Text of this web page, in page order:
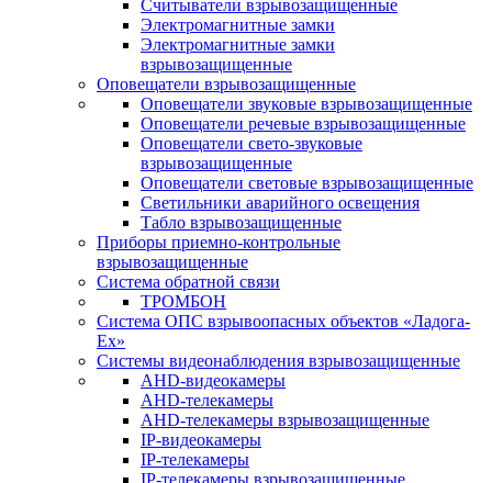
Считыватели взрывозащищенные
Электромагнитные замки
Электромагнитные замки
взрывозащищенные
Оповещатели взрывозащищенные
Оповещатели звуковые взрывозащищенные
Оповещатели речевые взрывозащищенные
Оповещатели свето-звуковые
взрывозащищенные
Оповещатели световые взрывозащищенные
Светильники аварийного освещения
Табло взрывозащищенные
Приборы приемно-контрольные
взрывозащищенные
Система обратной связи
ТРОМБОН
Система ОПС взрывоопасных объектов «Ладога-
Ex»
Системы видеонаблюдения взрывозащищенные
AHD-видеокамеры
AHD-телекамеры
AHD-телекамеры взрывозащищенные
IP-видеокамеры
IP-телекамеры
IP-телекамеры взрывозащищенные